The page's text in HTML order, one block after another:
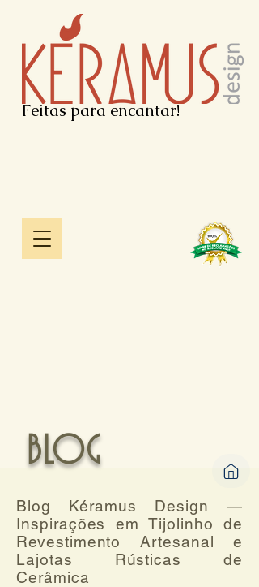
Feitas para encantar!
BLOG
Blog Kéramus Design —
Inspirações em Tijolinho de
Revestimento Artesanal e
Lajotas Rústicas de
Cerâmica